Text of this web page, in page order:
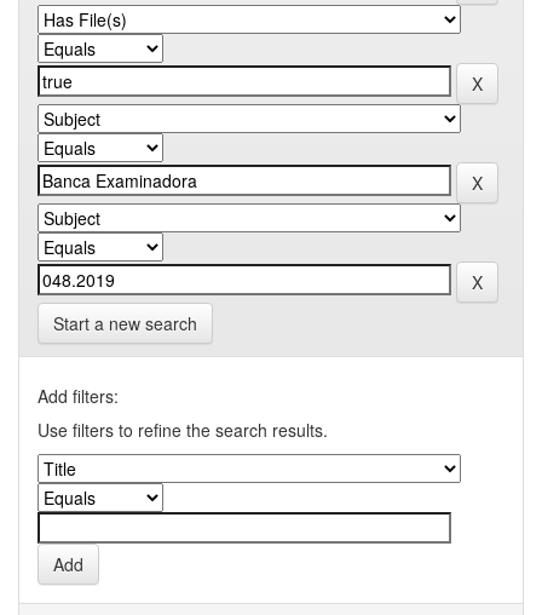
Start a new search
Add filters:
Use filters to refine the search results.